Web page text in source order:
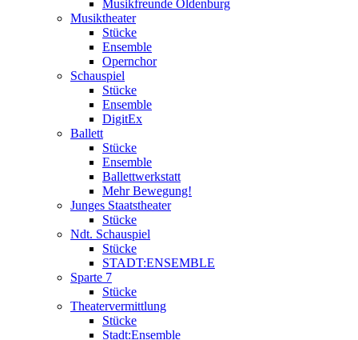
Musikfreunde Oldenburg
Musiktheater
Stücke
Ensemble
Opernchor
Schauspiel
Stücke
Ensemble
DigitEx
Ballett
Stücke
Ensemble
Ballettwerkstatt
Mehr Bewegung!
Junges Staatstheater
Stücke
Ndt. Schauspiel
Stücke
STADT:ENSEMBLE
Sparte 7
Stücke
Theatervermittlung
Stücke
Stadt:Ensemble